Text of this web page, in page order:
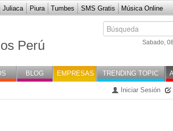
Juliaca Piura Tumbes SMS Gratis Música Online
Perú Sabado,
BLOG EMPRESAS TRENDING TOPIC
Iniciar Sesión